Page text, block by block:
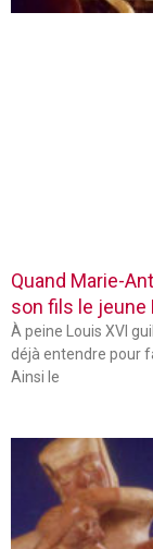
Quand Marie-
son fils le jeune
À peine Louis XVI
déjà entendre pour
Ainsi le